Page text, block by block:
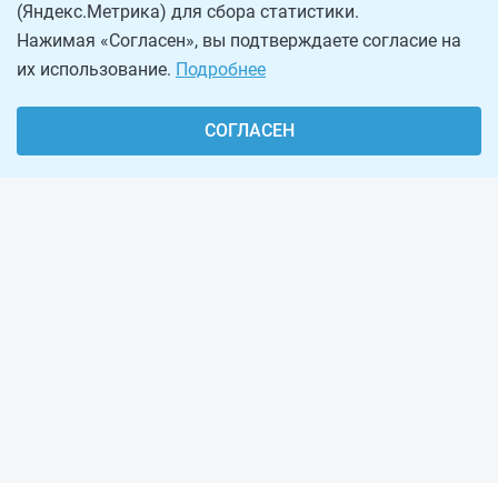
(Яндекс.Метрика) для сбора статистики.
Нажимая «Согласен», вы подтверждаете согласие на
их использование. Подробнее
СОГЛАСЕН